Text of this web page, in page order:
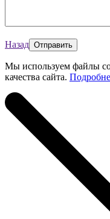
Назад
Мы используем файлы
качества сайта.